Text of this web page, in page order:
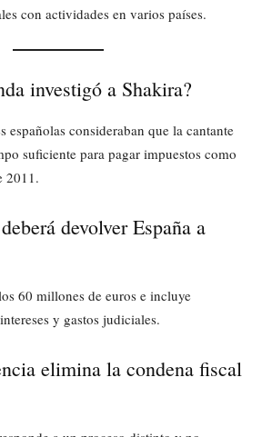
con actividades en varios países.
investigó a Shakira?
españolas consideraban que la cantante
suficiente para pagar impuestos como
2011.
devolver España a
60 millones de euros e incluye
y gastos judiciales.
elimina la condena fiscal